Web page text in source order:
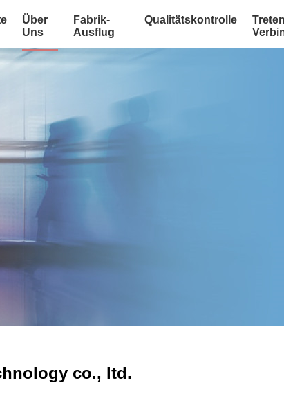
Über
Uns
Fabrik-
Ausflug
Qualitätskontrolle
co., ltd.